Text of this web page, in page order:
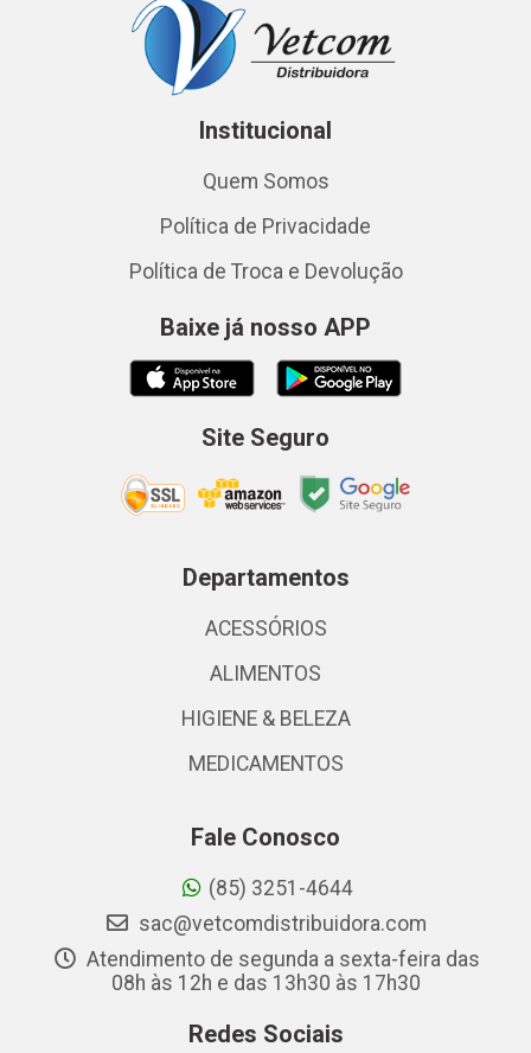
Institucional
Quem Somos
Política de Privacidade
Política de Troca e Devolução
Baixe já nosso APP
Site Seguro
Departamentos
ACESSÓRIOS
ALIMENTOS
HIGIENE & BELEZA
MEDICAMENTOS
Fale Conosco
(85) 3251-4644
sac@vetcomdistribuidora.com
Atendimento de segunda a sexta-feira das
08h às 12h e das 13h30 às 17h30
Redes Sociais